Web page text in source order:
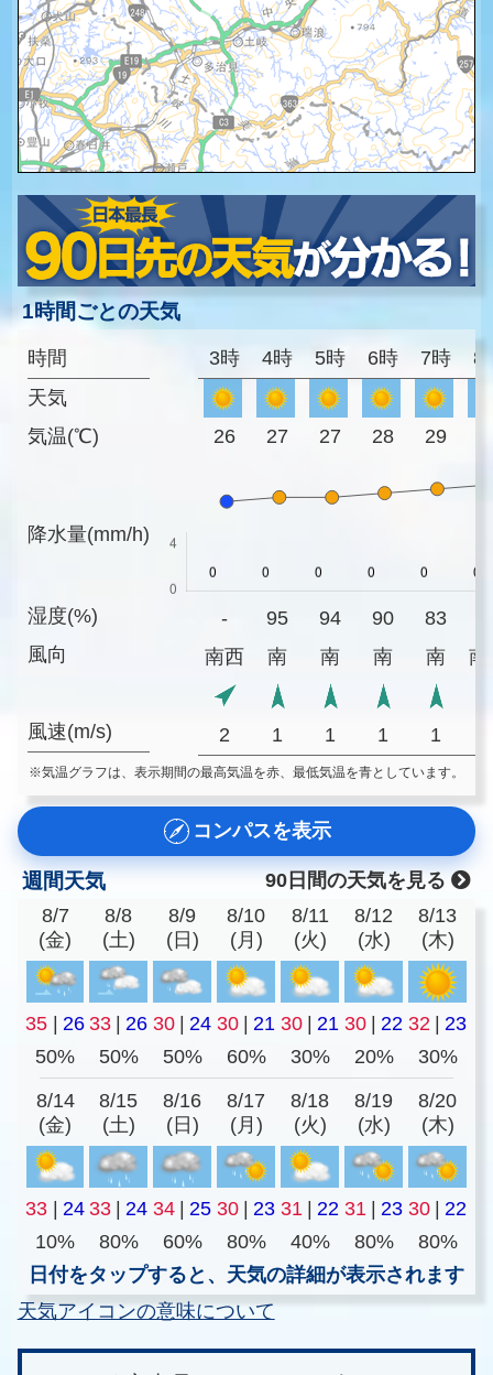
1時間ごとの天気
時間
天気
気温(℃)
降水量(mm/h)
湿度(%)
風向
風速(m/s)
3時 4時 5時 6時 7時 8
26 27 27 28 29
- 95 94 90 83
南西
南 南 南 南 南
2 1 1 1 1
※気温グラフは、表示期間の最高気温を赤、最低気温を青としています。
コンパスを表示
週間天気
90日間の天気を見る
8/7
(金)
8/8
(土)
8/9
(日)
8/10
(月)
8/11
(火)
8/12
(水)
8/13
(木)
35 | 26 33 | 26 30 | 24 30 | 21 30 | 21 30 | 22 32 | 23
50%
50% 50% 60% 30% 20% 30%
8/14
(金)
8/15
(土)
8/16
(日)
8/17
(月)
8/18
(火)
8/19
(水)
8/20
(木)
33 | 24 33 | 24 34 | 25 30 | 23 31 | 22 31 | 23 30 | 22
10%
80% 60% 80% 40% 80%
80%
日付をタップすると、天気の詳細が表示されます
天気アイコンの意味について